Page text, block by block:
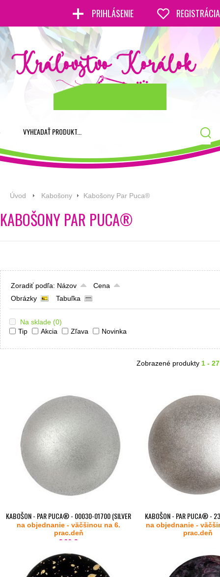
PRIHLÁSENIE REGISTRÁCIA
Úvod Kabošony Kabošony Par Puca®
KABOŠONY PAR PUCA®
Zoradiť podľa: Názov
Cena
Obrázky
Tabuľka
Na sklade (0)
Tip
Akcia Zľava Novinka
Zobrazené produkty 1 - 27
KABOŠON - PAR PUCA® - 00030-01700 (SILVER
ALLUMINIUM MAT)
na objednanie - väčšinou na 6.
prac.deň
2,89 €
KABOŠON - PAR PUCA® -
(METALLIC MAT
na objednanie -
prac.deň